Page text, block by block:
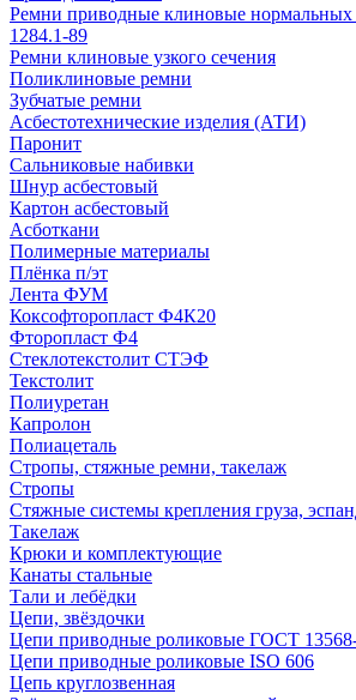
Ремни приводные клиновые
1284.1-89
Ремни клиновые узкого сечения
Поликлиновые ремни
Зубчатые ремни
Асбестотехнические изделия (АТИ)
Паронит
Сальниковые набивки
Шнур асбестовый
Картон асбестовый
Асботкани
Полимерные материалы
Плёнка п/эт
Лента ФУМ
Коксофторопласт Ф4К20
Фторопласт Ф4
Стеклотекстолит СТЭФ
Текстолит
Полиуретан
Капролон
Полиацеталь
Стропы, стяжные ремни, такелаж
Стропы
Стяжные системы крепления груза,
Такелаж
Крюки и комплектующие
Канаты стальные
Тали и лебёдки
Цепи, звёздочки
Цепи приводные роликовые ГОСТ
Цепи приводные роликовые ISO 606
Цепь круглозвенная